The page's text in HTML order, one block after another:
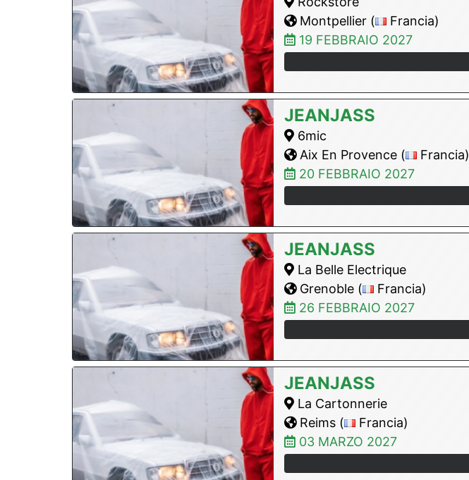
Montpellier (
Francia)
19 FEBBRAIO 2027
JEANJASS
6mic
Aix En Provence (
Francia)
20 FEBBRAIO 2027
JEANJASS
La Belle Electrique
Grenoble (
Francia)
26 FEBBRAIO 2027
JEANJASS
La Cartonnerie
Reims (
Francia)
03 MARZO 2027